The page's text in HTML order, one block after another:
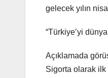
gelecek yılın
“Türkiye’yi
Açıklamada
Sigorta olarak ilk